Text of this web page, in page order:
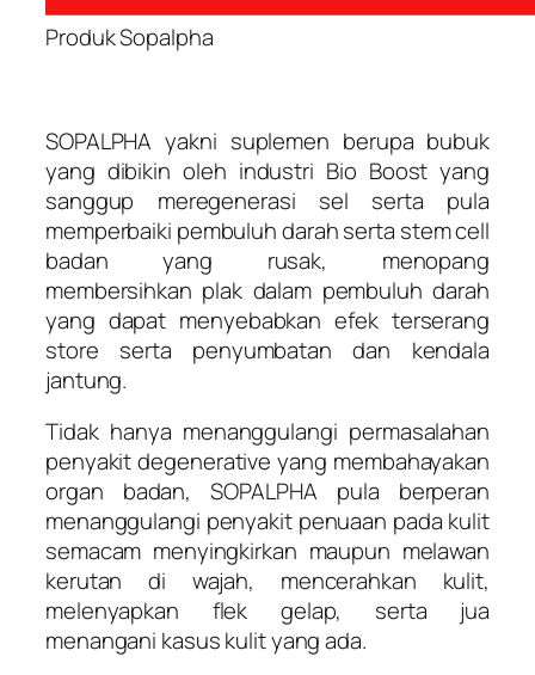
Produk Sopalpha
SOPALPHA yakni suplemen berupa bubuk
yang dibikin oleh industri Bio Boost yang
sanggup meregenerasi sel serta pula
memperbaiki pembuluh darah serta stem cell
badan yang rusak, menopang
membersihkan plak dalam pembuluh darah
yang dapat menyebabkan efek terserang
store serta penyumbatan dan kendala
jantung.
Tidak hanya menanggulangi permasalahan
penyakit degenerative yang membahayakan
organ badan, SOPALPHA pula berperan
menanggulangi penyakit penuaan pada kulit
semacam menyingkirkan maupun melawan
kerutan di wajah, mencerahkan kulit,
melenyapkan flek gelap, serta jua
menangani kasus kulit yang ada.